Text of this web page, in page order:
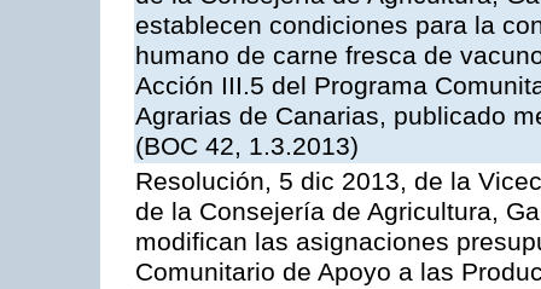
establecen condiciones para la
humano de carne fresca de
Acción III.5 del Programa
Agrarias de Canarias, publicado
(BOC 42, 1.3.2013)
Resolución, 5 dic 2013, de la
de la Consejería de Agricultura,
modifican las asignaciones
Comunitario de Apoyo a las